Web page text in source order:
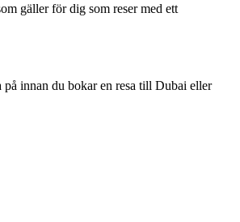
gäller för dig som reser med ett
innan du bokar en resa till Dubai eller